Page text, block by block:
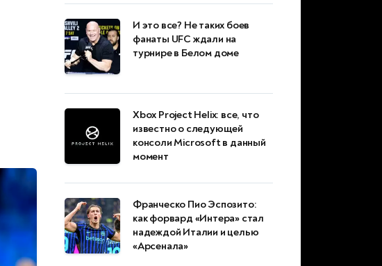
И это все? Не таких боев
фанаты UFC ждали на
турнире в Белом доме
Xbox Project Helix: все, что
известно о следующей
консоли Microsoft в данный
момент
Франческо Пио Эспозито:
как форвард «Интера» стал
надеждой Италии и целью
«Арсенала»